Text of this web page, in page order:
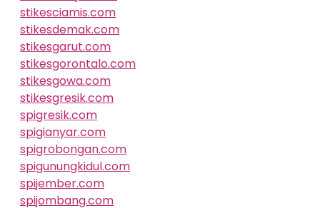
stikesciamis.com
stikesdemak.com
stikesgarut.com
stikesgorontalo.com
stikesgowa.com
stikesgresik.com
spigresik.com
spigianyar.com
spigrobongan.com
spigunungkidul.com
spijember.com
spijombang.com